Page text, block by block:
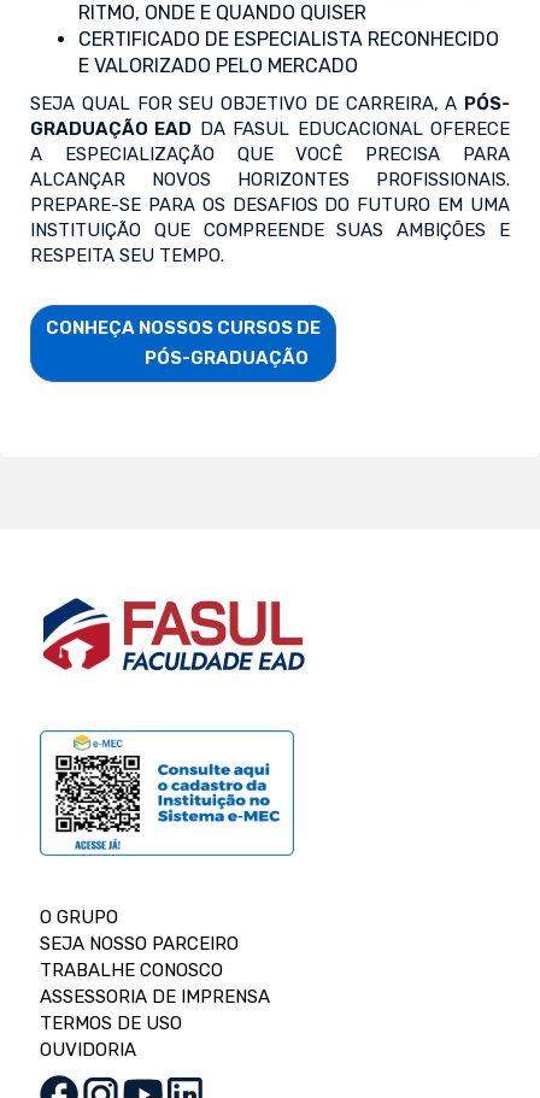
RITMO, ONDE E QUANDO QUISER
CERTIFICADO DE ESPECIALISTA RECONHECIDO
E VALORIZADO PELO MERCADO
SEJA QUAL FOR SEU OBJETIVO DE CARREIRA, A PÓS-
GRADUAÇÃO EAD DA FASUL EDUCACIONAL OFERECE
A ESPECIALIZAÇÃO QUE VOCÊ PRECISA PARA
ALCANÇAR NOVOS HORIZONTES PROFISSIONAIS.
PREPARE-SE PARA OS DESAFIOS DO FUTURO EM UMA
INSTITUIÇÃO QUE COMPREENDE SUAS AMBIÇÕES E
RESPEITA SEU TEMPO.
CONHEÇA NOSSOS CURSOS DE
                        PÓS-GRADUAÇÃO
O GRUPO
SEJA NOSSO PARCEIRO
TRABALHE CONOSCO
ASSESSORIA DE IMPRENSA
TERMOS DE USO
OUVIDORIA